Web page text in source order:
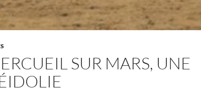
SUR MARS, UNE